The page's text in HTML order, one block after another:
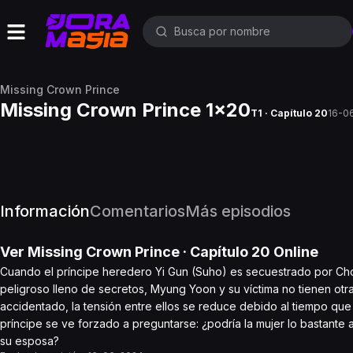
Missing Crown Prince
Missing Crown Prince 1x20T1 · Capítulo 2016-
InformaciónComentariosMás episodios
Ver Missing Crown Prince · Capítulo 20 Online
Cuando el príncipe heredero Yi Gun (Suho) es secuestrado por
peligroso lleno de secretos, Myung Yoon y su víctima no tienen
accidentado, la tensión entre ellos se reduce debido al tiempo
príncipe se ve forzado a preguntarse: ¿podría la mujer lo
su esposa?